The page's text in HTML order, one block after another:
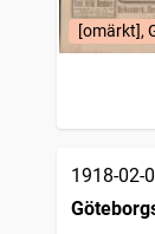
[omärkt],
1918-02-